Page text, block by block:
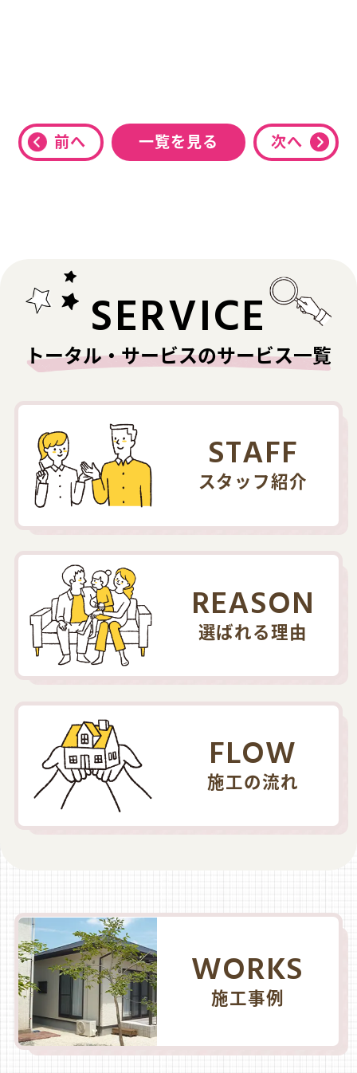
前へ 一覧を見る 次へ
SERVICE
トータル・サービスのサービス一覧
STAFF
スタッフ紹介
REASON
選ばれる理由
FLOW
施工の流れ
WORKS
施工事例